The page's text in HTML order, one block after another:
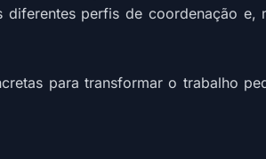
perfis de coordenação e,
para transformar o trabalho